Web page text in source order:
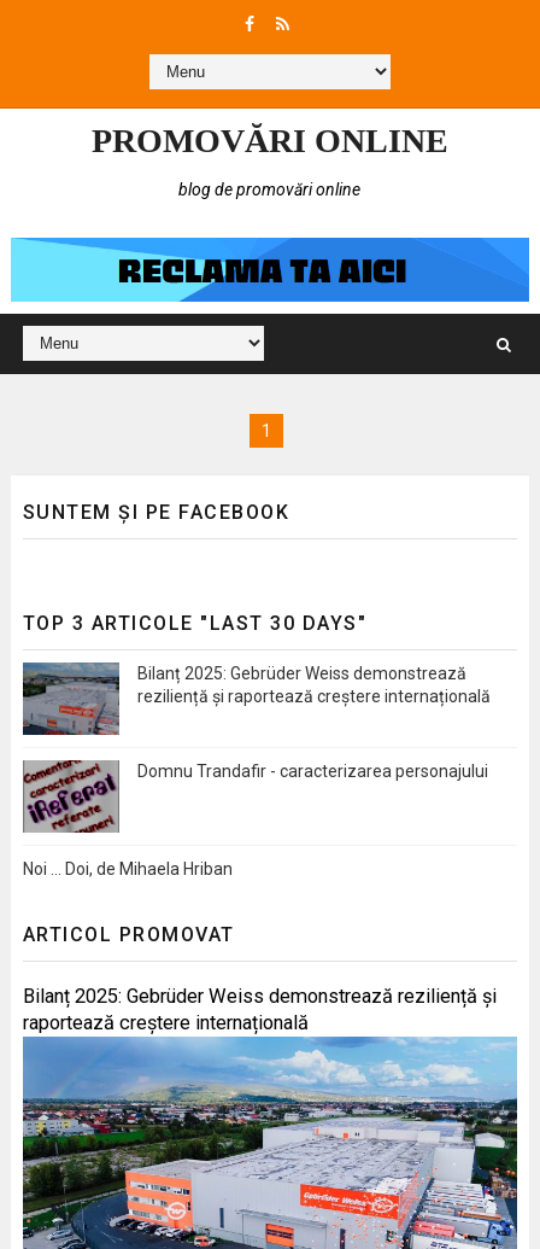
PROMOVĂRI ONLINE
blog de promovări online
1
SUNTEM ȘI PE FACEBOOK
TOP 3 ARTICOLE "LAST 30 DAYS"
Bilanț 2025: Gebrüder Weiss demonstrează
reziliență și raportează creștere internațională
Domnu Trandafir - caracterizarea personajului
Noi … Doi, de Mihaela Hriban
ARTICOL PROMOVAT
Bilanț 2025: Gebrüder Weiss demonstrează reziliență și
raportează creștere internațională